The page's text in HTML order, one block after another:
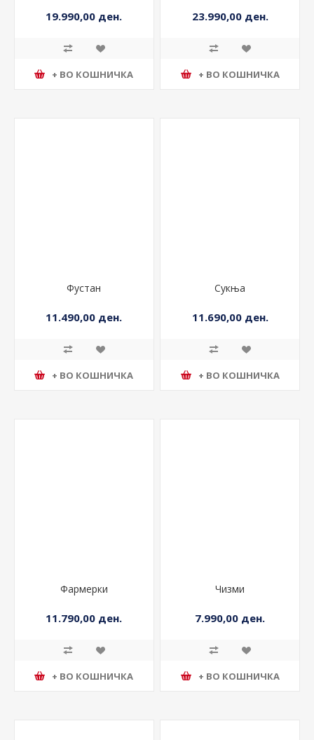
19.990,00 ден.
+ ВО КОШНИЧКА
23.990,00 ден.
+ ВО КОШНИЧКА
Фустан
11.490,00 ден.
+ ВО КОШНИЧКА
Сукња
11.690,00 ден.
+ ВО КОШНИЧКА
Фармерки
11.790,00 ден.
+ ВО КОШНИЧКА
Чизми
7.990,00 ден.
+ ВО КОШНИЧКА